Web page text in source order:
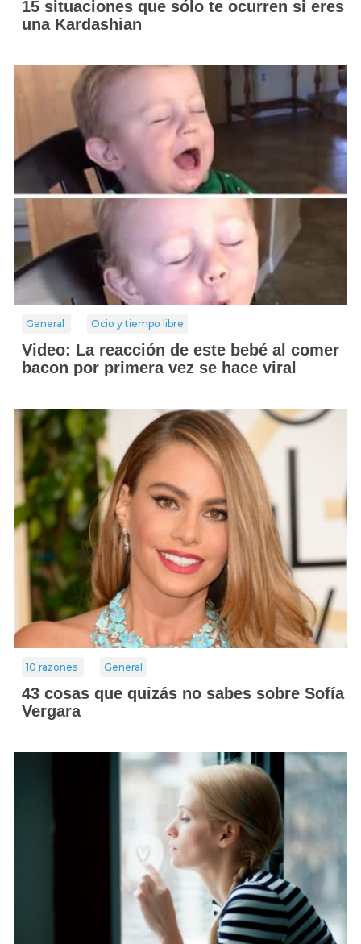
15 situaciones que sólo te ocurren si eres
una Kardashian
General Ocio y tiempo libre
Video: La reacción de este bebé al comer
bacon por primera vez se hace viral
10 razones General
43 cosas que quizás no sabes sobre Sofía
Vergara